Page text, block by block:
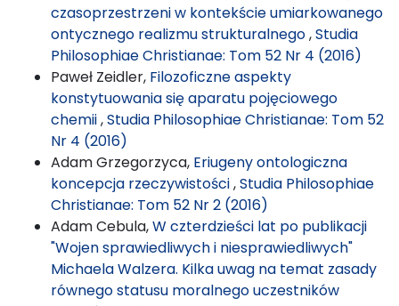
czasoprzestrzeni w kontekście umiarkowanego
ontycznego realizmu strukturalnego,Studia
Philosophiae Christianae: Tom 52 Nr 4 (2016)
Paweł Zeidler, Filozoficzne aspekty
konstytuowania się aparatu pojęciowego
chemii,Studia Philosophiae Christianae: Tom 52
Nr 4 (2016)
Adam Grzegorzyca, Eriugeny ontologiczna
koncepcja rzeczywistości,Studia Philosophiae
Christianae: Tom 52 Nr 2 (2016)
Adam Cebula,W czterdzieści lat po publikacji
"Wojen sprawiedliwych i niesprawiedliwych"
Michaela Walzera. Kilka uwag na temat zasady
równego statusu moralnego uczestników